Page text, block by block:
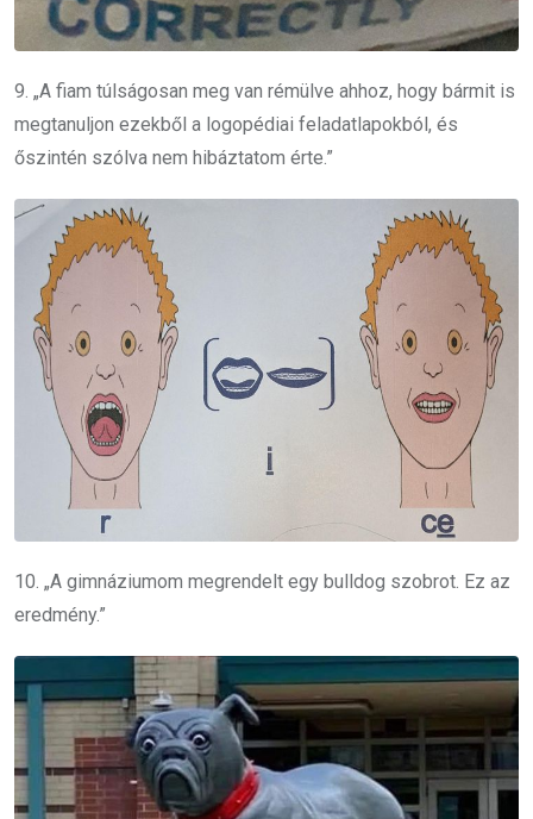
9. „A fiam túlságosan meg van rémülve ahhoz, hogy bármit is
megtanuljon ezekből a logopédiai feladatlapokból, és
őszintén szólva nem hibáztatom érte.”
10. „A gimnáziumom megrendelt egy bulldog szobrot. Ez az
eredmény.”